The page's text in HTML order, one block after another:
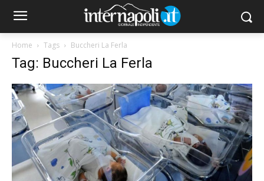
Home Tags Buccheri La Ferla
Tag: Buccheri La Ferla